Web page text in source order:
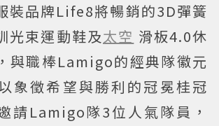
裝品牌Life8將暢銷的3D彈簧
光束運動鞋及太空 滑板4.0休
與職棒Lamigo的經典隊徽元
象徵希望與勝利的冠冕桂冠
請Lamigo隊3位人氣隊員，